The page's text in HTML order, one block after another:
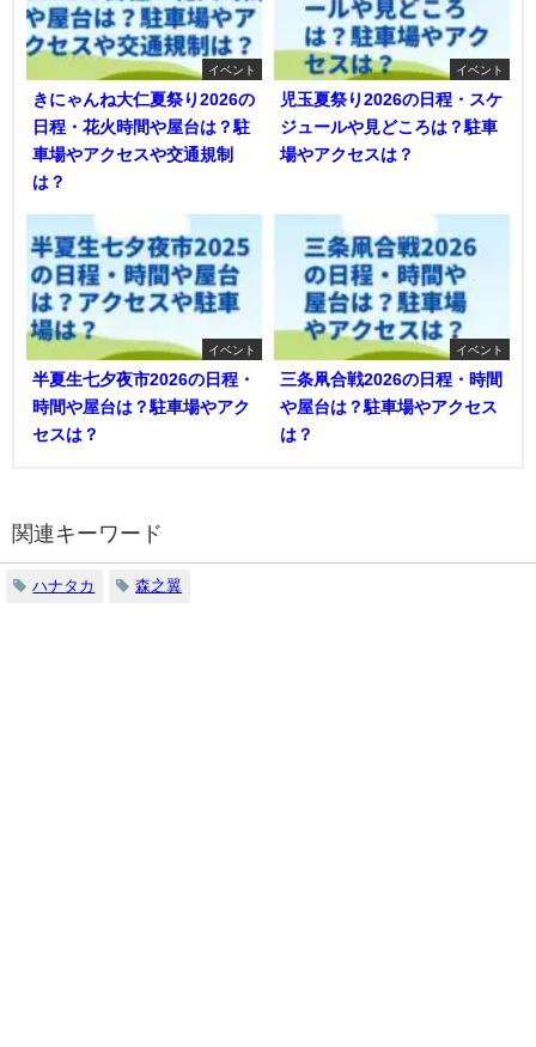
イベント
きにゃんね大仁夏祭り2026の
日程・花火時間や屋台は？駐
車場やアクセスや交通規制
は？
イベント
児玉夏祭り2026の日程・スケ
ジュールや見どころは？駐車
場やアクセスは？
イベント
半夏生七夕夜市2026の日程・
時間や屋台は？駐車場やアク
セスは？
イベント
三条凧合戦2026の日程・時間
や屋台は？駐車場やアクセス
は？
関連キーワード
ハナタカ 森之翼